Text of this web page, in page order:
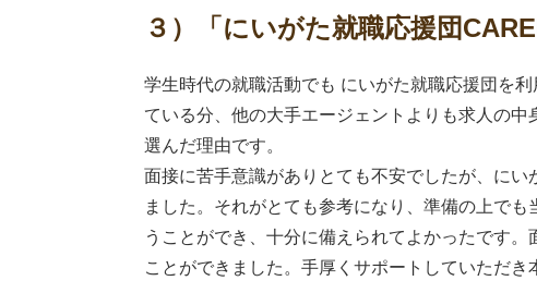
３）「にいがた就職応援団
学生時代の就職活動でも にいがた就職応援団を
ている分、他の大手エージェントよりも求人の
選んだ理由です。
面接に苦手意識がありとても不安でしたが、に
ました。それがとても参考になり、準備の上で
うことができ、十分に備えられてよかったです
ことができました。手厚くサポートしていただ